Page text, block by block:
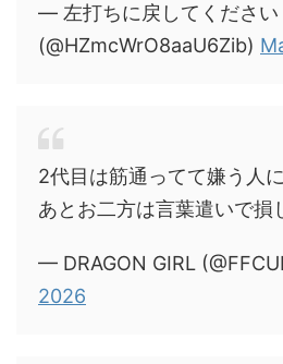
— 左打ちに戻してください
(@HZmcWrO8aaU6Zib)
2代目は筋通ってて嫌う人
あとお二方は言葉遣いで損
— DRAGON GIRL
2026